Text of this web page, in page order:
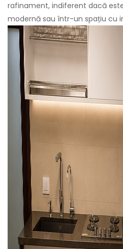
rafinament, indiferent dacă
modernă sau într-un spațiu cu